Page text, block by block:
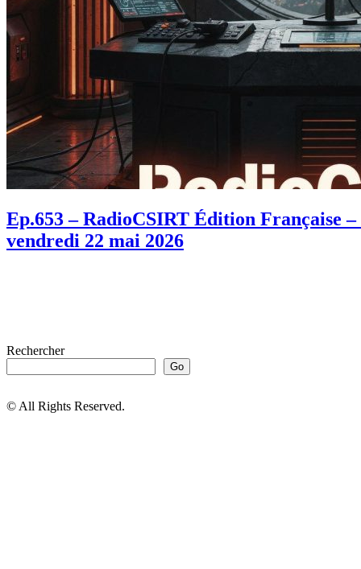
Ep.653 – RadioCSIRT Édition Française
vendredi 22 mai 2026
Rechercher
Go
© All Rights Reserved.